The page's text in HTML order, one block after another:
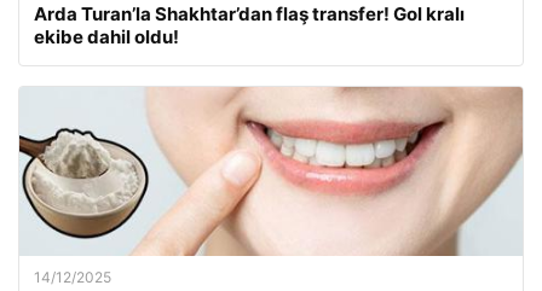
Arda Turan’la Shakhtar’dan flaş transfer! Gol kralı
ekibe dahil oldu!
14/12/2025